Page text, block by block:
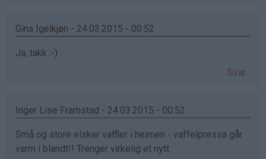
Gina Igelkjøn - 24.03.2015 - 00:52
Ja, takk :-)
Svar
Inger Lise Framstad - 24.03.2015 - 00:52
Små og store elsker vaffler i heimen - vaffelpressa går
varm i blandt!! Trenger virkelig et nytt